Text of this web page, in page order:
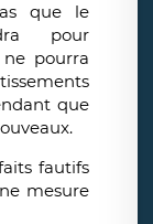
que le
pour
pourra
que
fautifs
mesure